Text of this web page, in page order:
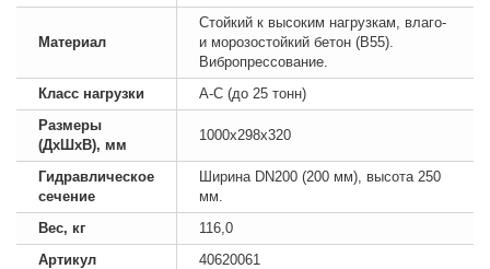
Материал
Стойкий к высоким нагрузкам, влаго-
и морозостойкий бетон (B55).
Вибропрессование.
Класс нагрузки
А-С (до 25 тонн)
Размеры
(ДхШхВ), мм
1000х298х320
Гидравлическое
сечение
Ширина DN200 (200 мм), высота 250
мм.
Вес, кг
116,0
Артикул
40620061